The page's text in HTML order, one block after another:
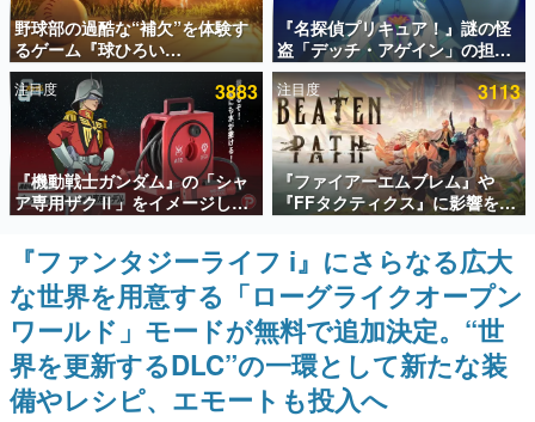
アプリセール情報
インタビュー
連載・特集一覧
殿堂入り記事
SNS拡散数が数千以上！ ページビュー数万以上！ などな
ど。多くの人々に読まれた、電ファミ渾身の“殿堂入り”記
事をまとめました。
ゲームの企画書
名作ゲームクリエイターの方々に製作時のエピソードをお
聞きし、ヒットする企画（ゲーム）とは何か？を探ってい
きます。
赫本
この物語を解いてはいけない。『赫本』は、〈試験問題〉
の形をした短編ホラー小説集です。
野球部の過酷な“補欠”を体験す
るゲーム『球ひろい
Simulator』が「1件」のウィッ
シュリストをもとにチェコ語に
対応しSNSで話題に。『キング
ダム・カム』開発元やチェコの
プロ野球選手から称賛の声
『名探偵プリキュア！』謎の怪
盗「デッチ・アゲイン」の担当
キャストは天﨑滉平さんと判
明。『Re:ゼロから始める異世
界生活』オットー役、『ヒプノ
シスマイク』山田三郎役など
注目度 3883
『機動戦士ガンダム』の「シャ
ア専用ザクⅡ」をイメージした
散水ホースリールが予約開始。
本体にはシャアのパーソナルマ
ークやジオン公国軍のエンブレ
ム、型式番号などを配置
注目度 3113
『ファイアーエムブレム』や
『FFタクティクス』に影響を受
けた新作戦略RPG『Beaten
Path』2027年に発売へ。
PC（Steam）、PS5、Xbox、
Switch向けにリリース予定
『ファンタジーライフ i』にさらなる広大
な世界を用意する「ローグライクオープン
ワールド」モードが無料で追加決定。“世
界を更新するDLC”の一環として新たな装
備やレシピ、エモートも投入へ